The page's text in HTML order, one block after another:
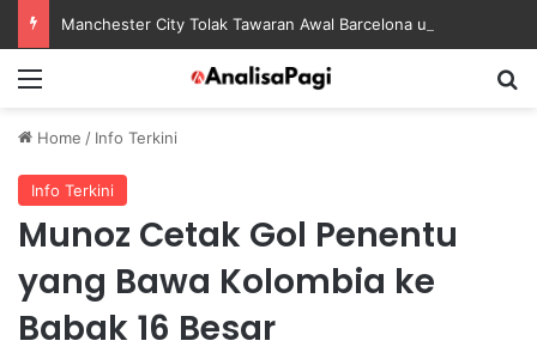
Home / Info Terkini
Info Terkini
Munoz Cetak Gol Penentu
yang Bawa Kolombia ke
Babak 16 Besar